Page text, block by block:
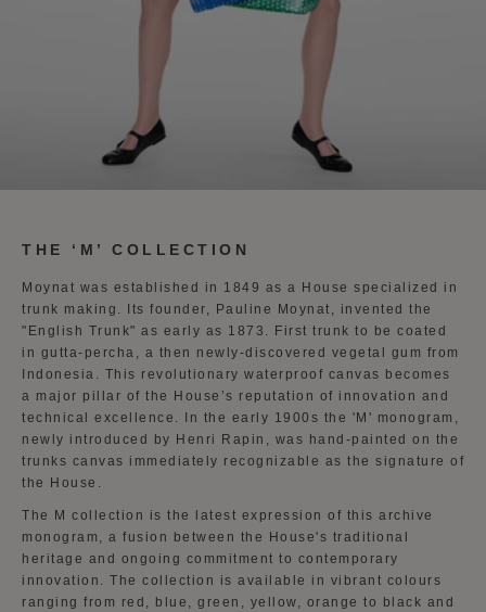
THE ‘M’ COLLECTION
Moynat was established in 1849 as a House specialized in
trunk making. Its founder, Pauline Moynat, invented the
"English Trunk" as early as 1873. First trunk to be coated
in gutta-percha, a then newly-discovered vegetal gum from
Indonesia. This revolutionary waterproof canvas becomes
a major pillar of the House’s reputation of innovation and
technical excellence. In the early 1900s the 'M' monogram,
newly introduced by Henri Rapin, was hand-painted on the
trunks canvas immediately recognizable as the signature of
the House.
The M collection is the latest expression of this archive
monogram, a fusion between the House's traditional
heritage and ongoing commitment to contemporary
innovation. The collection is available in vibrant colours
ranging from red, blue, green, yellow, orange to black and